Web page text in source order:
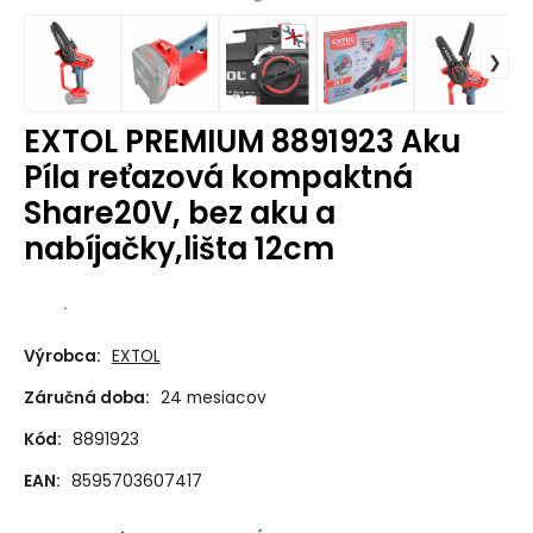
EXTOL PREMIUM 8891923 Aku
Píla reťazová kompaktná
Share20V, bez aku a
nabíjačky,lišta 12cm
.
Výrobca: EXTOL
Záručná doba: 24 mesiacov
Kód: 8891923
EAN: 8595703607417